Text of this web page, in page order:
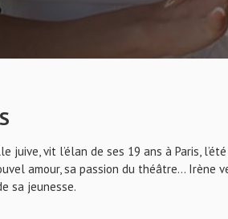
juive, vit l’élan de ses 19 ans à Paris,
amour, sa passion du théâtre… Irène
sa jeunesse.